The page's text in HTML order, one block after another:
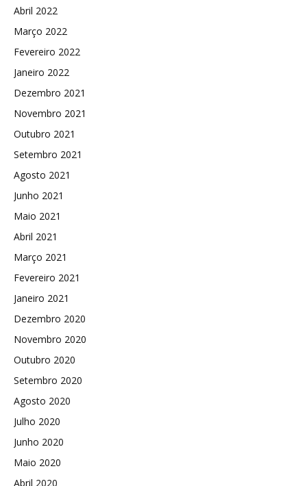
Abril 2022
Março 2022
Fevereiro 2022
Janeiro 2022
Dezembro 2021
Novembro 2021
Outubro 2021
Setembro 2021
Agosto 2021
Junho 2021
Maio 2021
Abril 2021
Março 2021
Fevereiro 2021
Janeiro 2021
Dezembro 2020
Novembro 2020
Outubro 2020
Setembro 2020
Agosto 2020
Julho 2020
Junho 2020
Maio 2020
Abril 2020